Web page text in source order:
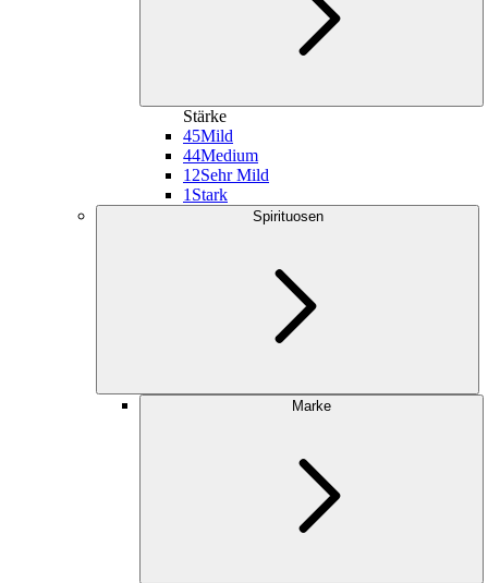
Stärke
45Mild
44Medium
12Sehr Mild
1 Stark
Spirituosen
Marke